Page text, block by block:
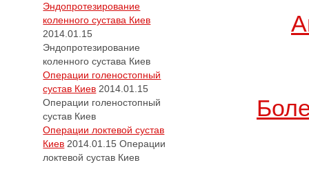
Эндопротезирование
коленного сустава Киев
2014.01.15
Эндопротезирование
коленного сустава Киев
Операции голеностопный
сустав Киев 2014.01.15
Операции голеностопный
сустав Киев
Операции локтевой сустав
Киев 2014.01.15 Операции
локтевой сустав Киев